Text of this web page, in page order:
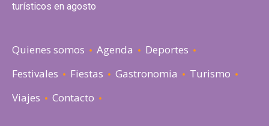
turísticos en agosto
Quienes somos Agenda
Deportes
Festivales
Fiestas Gastronomia
Turismo
Viajes
Contacto